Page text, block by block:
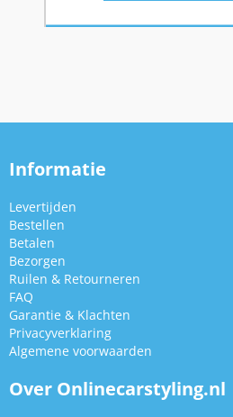
Informatie
Levertijden
Bestellen
Betalen
Bezorgen
Ruilen & Retourneren
FAQ
Garantie & Klachten
Privacyverklaring
Algemene voorwaarden
Over Onlinecarstyling.nl